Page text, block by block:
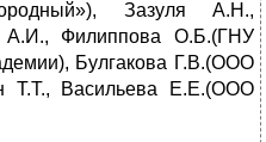
Зазуля А.Н.,
А.И., Филиппова О.Б.(ГНУ
Булгакова Г.В.(ООО
Т.Т., Васильева Е.Е.(ООО